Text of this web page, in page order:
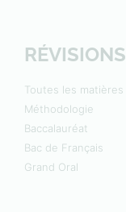
RÉVISIONS
Toutes les matières
Méthodologie
Baccalauréat
Bac de Français
Grand Oral